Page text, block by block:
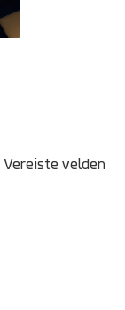
Vereiste velden